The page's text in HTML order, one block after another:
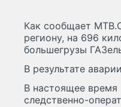
Как сообщает
региону, на 696
большегрузы
В результате
В настоящее время
следственно-